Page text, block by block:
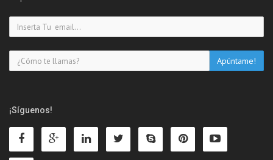
¡Síguenos!